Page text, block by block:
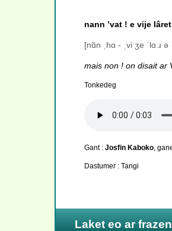
nann ’vat ! e vije
[nɑ̃n ˌhɑ - ˌviˑʒe ˈlɑːɹ
mais non ! on disait ar
Tonkedeg
Gant : Josfin Kaboko
Dastumer : Tangi
Laket eo ar